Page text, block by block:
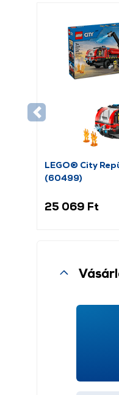
LEGO® City
(60499)
25 069 Ft